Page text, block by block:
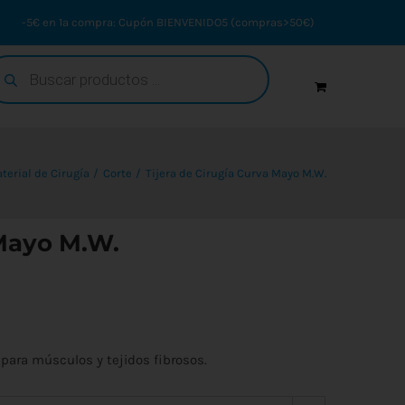
-5€ en 1ª compra: Cupón BIENVENIDO5 (compras>50€)
de Cirugía Corte Tijera de Cirugía Curva Mayo M.W.
M.W.
músculos y tejidos fibrosos.